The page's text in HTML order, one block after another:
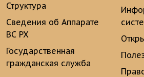
Структура
Сведения об Аппарате
ВС РХ
Государственная
гражданская служба